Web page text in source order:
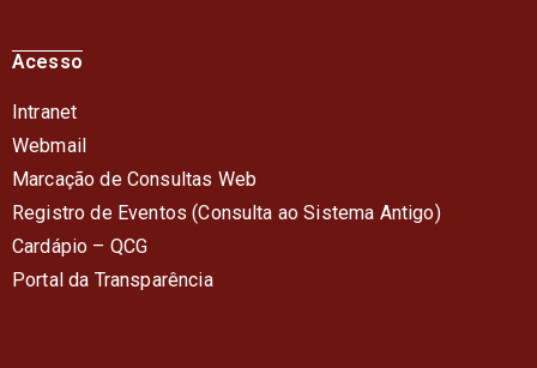
Acesso
Intranet
Webmail
Marcação de Consultas Web
Registro de Eventos (Consulta ao Sistema Antigo)
Cardápio – QCG
Portal da Transparência